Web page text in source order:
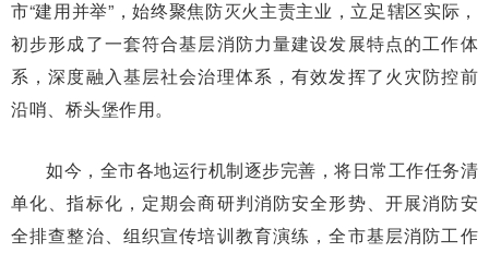
市“建用并举”，始终聚焦防灭火主责主业，立足辖区实际，
初步形成了一套符合基层消防力量建设发展特点的工作体
系，深度融入基层社会治理体系，有效发挥了火灾防控前
沿哨、桥头堡作用。
如今，全市各地运行机制逐步完善，将日常工作任务清
单化、指标化，定期会商研判消防安全形势、开展消防安
全排查整治、组织宣传培训教育演练，全市基层消防工作